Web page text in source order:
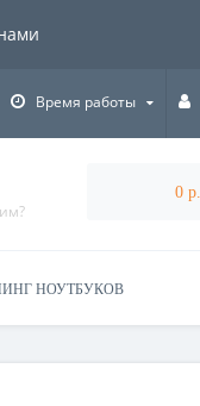
Время работы
0 р.
НОУТБУКОВ